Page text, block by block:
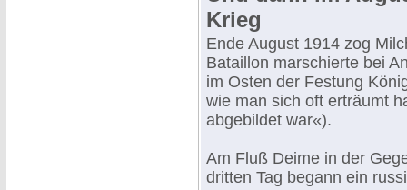
Krieg
Ende August 1914 zog
Bataillon marschierte bei
im Osten der Festung
wie man sich oft erträumt
abgebildet war«).
Am Fluß Deime in der
dritten Tag begann ein